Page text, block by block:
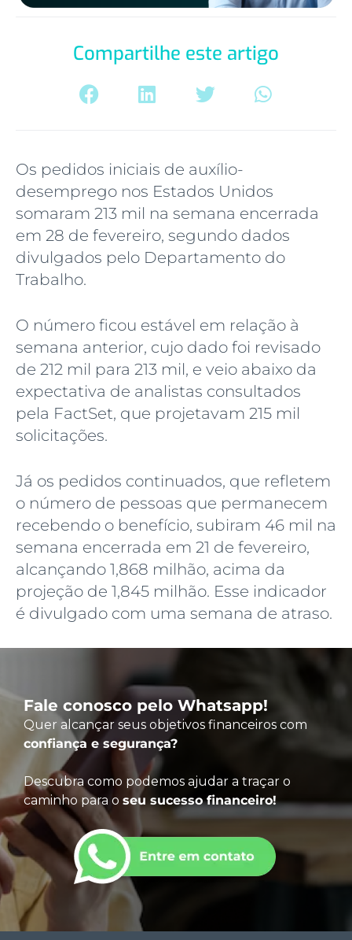
Compartilhe este artigo
Os pedidos iniciais de auxílio-
desemprego nos Estados Unidos
somaram 213 mil na semana encerrada
em 28 de fevereiro, segundo dados
divulgados pelo Departamento do
Trabalho.
O número ficou estável em relação à
semana anterior, cujo dado foi revisado
de 212 mil para 213 mil, e veio abaixo da
expectativa de analistas consultados
pela FactSet, que projetavam 215 mil
solicitações.
Já os pedidos continuados, que refletem
o número de pessoas que permanecem
recebendo o benefício, subiram 46 mil na
semana encerrada em 21 de fevereiro,
alcançando 1,868 milhão, acima da
projeção de 1,845 milhão. Esse indicador
é divulgado com uma semana de atraso.
Fale conosco pelo Whatsapp!
Quer alcançar seus objetivos financeiros com
confiança e segurança?
Descubra como podemos ajudar a traçar o
caminho para o seu sucesso financeiro!